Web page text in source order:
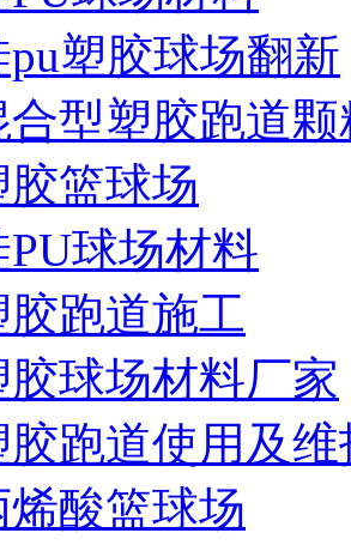
塑胶球场翻新
型塑胶跑道颗
篮球场
球场材料
跑道施工
球场材料厂家
跑道使用及维
酸篮球场